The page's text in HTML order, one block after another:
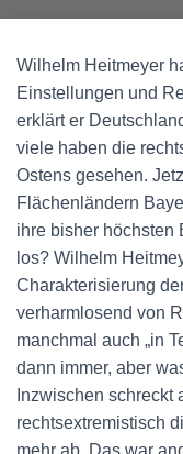
Wilhelm Heitmeyer
Einstellungen und
erklärt er
viele haben die
Ostens gesehen.
Flächenländern
ihre bisher höchsten
los? Wilhelm
Charakterisierung
verharmlosend von
manchmal auch „in
dann immer, aber
Inzwischen
rechtsextremistisch
mehr ab. Das war